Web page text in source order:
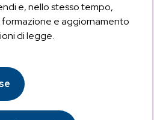
e, nello stesso tempo,
formazione e aggiornamento
di legge.